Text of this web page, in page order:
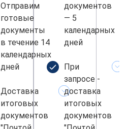
Отправим
готовые
документы
в течение 14
календарных
дней
Доставка
итоговых
документов
документов
— 5
календарных
дней
При
запросе -
доставка
итоговых
документов